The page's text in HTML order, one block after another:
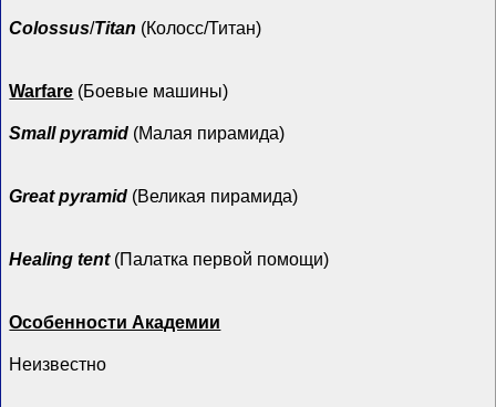
Colossus/Titan (Колосс/Титан)
Warfare (Боевые машины)
Small pyramid (Малая пирамида)
Great pyramid (Великая пирамида)
Healing tent(Палатка первой помощи)
Особенности Академии
Неизвестно